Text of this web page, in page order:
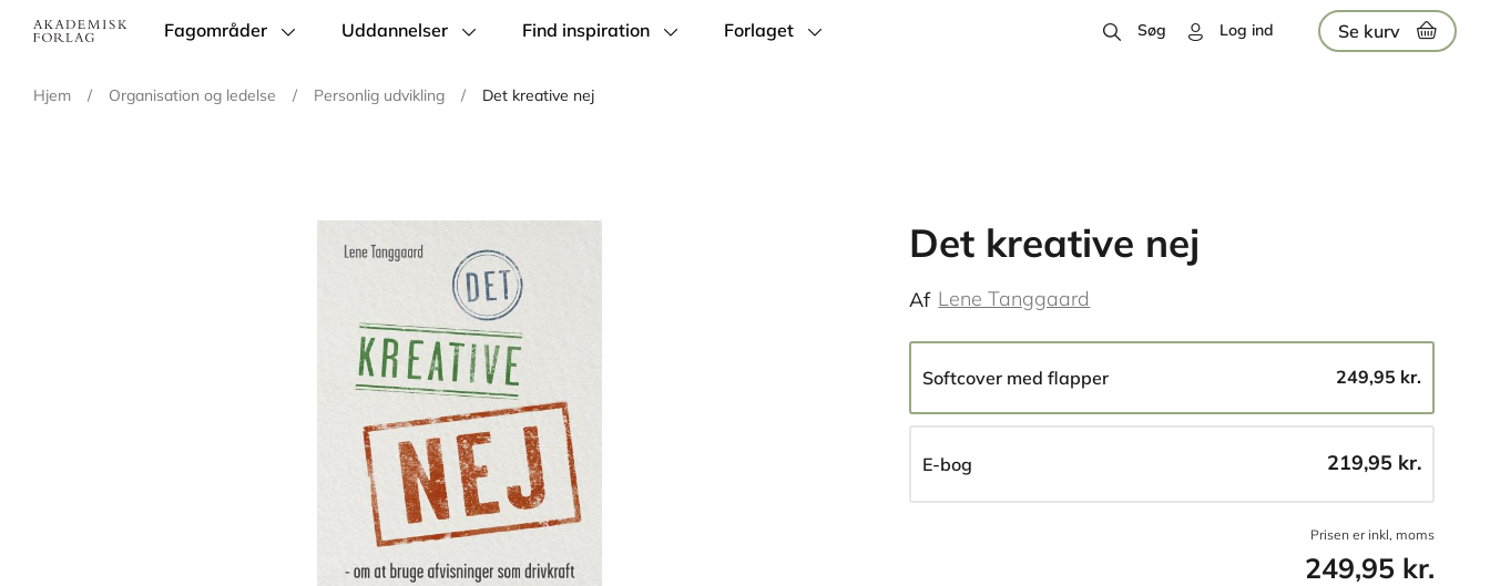
Main
Fagområder Uddannelser Find inspiration Forlaget Søg Log ind Se kurv
Hjem / Organisation og ledelse / Personlig udvikling / Det kreative nej
Det kreative nej
Af Lene Tanggaard
Softcover med flapper 249,95 kr.
E-bog 219,95 kr.
Prisen er inkl, moms
249,95 kr.